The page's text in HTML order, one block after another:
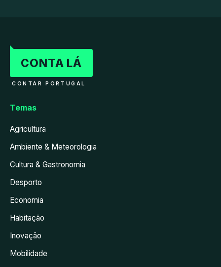
CONTA LÁ
CONTAR PORTUGAL
Temas
Agricultura
Ambiente & Meteorologia
Cultura & Gastronomia
Desporto
Economia
Habitação
Inovação
Mobilidade